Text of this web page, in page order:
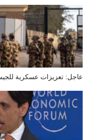
عاجل: تعزيزات عسكرية